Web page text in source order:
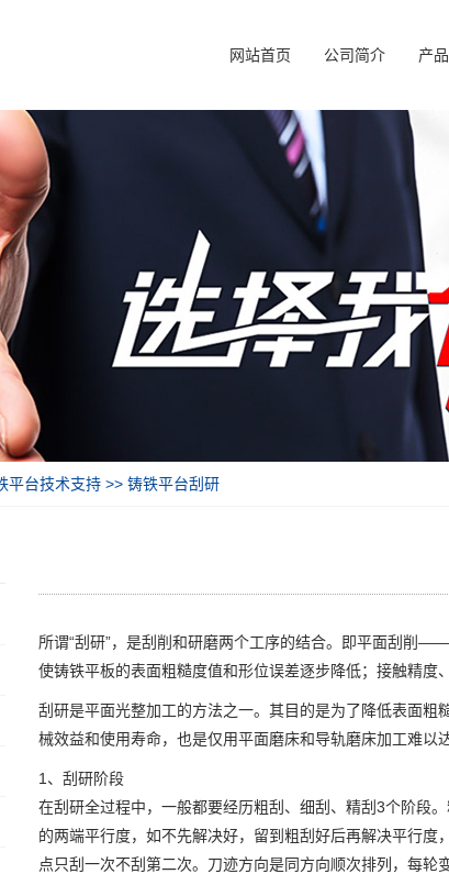
网站首页 公司简介 产
平台技术支持 >> 铸铁平台刮研
所谓“刮研”，是刮削和研磨两个工序的结合。即平面刮削
使铸铁平板的表面粗糙度值和形位误差逐步降低；接触精度
刮研是平面光整加工的方法之一。其目的是为了降低表面
械效益和使用寿命，也是仅用平面磨床和导轨磨床加工难以
1、刮研阶段
在刮研全过程中，一般都要经历粗刮、细刮、精刮3个阶段
的两端平行度，如不先解决好，留到粗刮好后再解决平行
点只刮一次不刮第二次。刀迹方向是同方向顺次排列，每